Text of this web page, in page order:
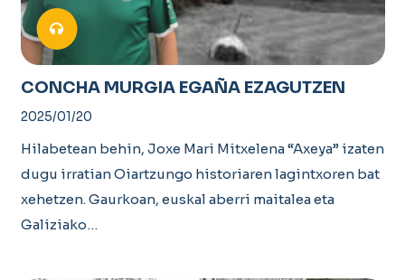
CONCHA MURGIA EGAÑA EZAGUTZEN
2025/01/20
Hilabetean behin, Joxe Mari Mitxelena “Axeya” izaten
dugu irratian Oiartzungo historiaren lagintxoren bat
xehetzen. Gaurkoan, euskal aberri maitalea eta
Galiziako…